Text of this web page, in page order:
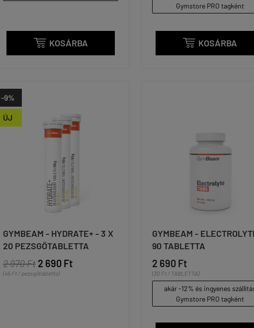
 KOSÁRBA
Gymstore PRO tagként
 KOSÁRBA
ÚJ
-9%
GYMBEAM - HYDRATE+ - 3 X
20 PEZSGŐTABLETTA
2 970 Ft 2 690 Ft
(45 Ft / pezsgőtabletta)
GYMBEAM -
90 TABLETTA
2 690 Ft
(30 Ft / TABLETTA)
akár -12% és ingyenes
Gymstore PRO tagként